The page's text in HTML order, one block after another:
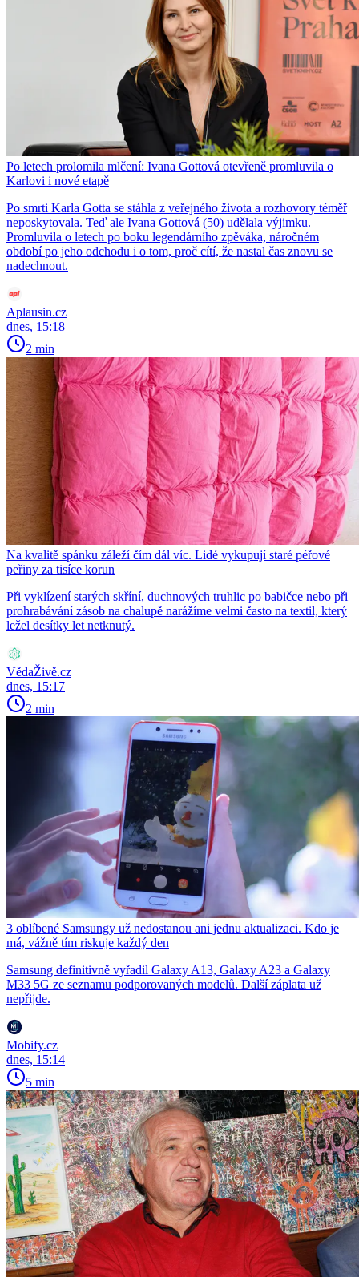
Po letech prolomila mlčení: Ivana Gottová otevřeně promluvila o
Karlovi i nové etapě
Po smrti Karla Gotta se stáhla z veřejného života a rozhovory téměř
neposkytovala. Teď ale Ivana Gottová (50) udělala výjimku.
Promluvila o letech po boku legendárního zpěváka, náročném
období po jeho odchodu i o tom, proč cítí, že nastal čas znovu se
nadechnout.
Aplausin.cz
dnes, 15:18
2 min
Na kvalitě spánku záleží čím dál víc. Lidé vykupují staré péřové
peřiny za tisíce korun
Při vyklízení starých skříní, duchnových truhlic po babičce nebo při
prohrabávání zásob na chalupě narážíme velmi často na textil, který
ležel desítky let netknutý.
VědaŽivě.cz
dnes, 15:17
2 min
3 oblíbené Samsungy už nedostanou ani jednu aktualizaci. Kdo je
má, vážně tím riskuje každý den
Samsung definitivně vyřadil Galaxy A13, Galaxy A23 a Galaxy
M33 5G ze seznamu podporovaných modelů. Další záplata už
nepřijde.
Mobify.cz
dnes, 15:14
5 min